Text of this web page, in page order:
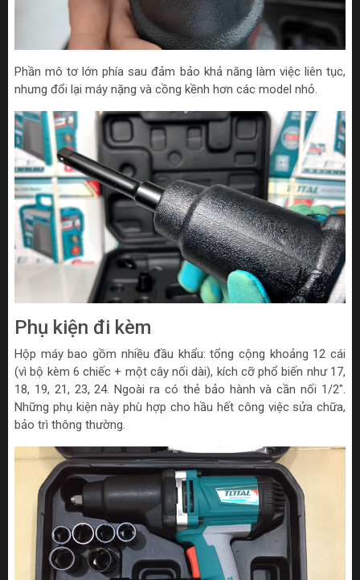
Phần mô tơ lớn phía sau đảm bảo khả năng làm việc liên tục,
nhưng đổi lại máy nặng và cồng kềnh hơn các model nhỏ.
Phụ kiện đi kèm
Hộp máy bao gồm nhiều đầu khẩu: tổng cộng khoảng 12 cái
(vì bộ kèm 6 chiếc + một cây nối dài), kích cỡ phổ biến như 17,
18, 19, 21, 23, 24. Ngoài ra có thẻ bảo hành và cần nối 1/2".
Những phụ kiện này phù hợp cho hầu hết công việc sửa chữa,
bảo trì thông thường.